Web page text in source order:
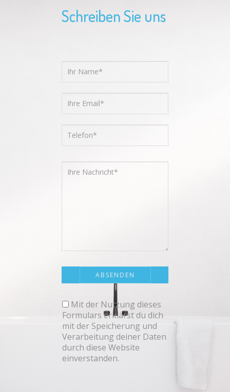
Schreiben Sie uns
Mit der Nutzung dieses
Formulars erklärst du dich
mit der Speicherung und
Verarbeitung deiner Daten
durch diese Website
einverstanden.